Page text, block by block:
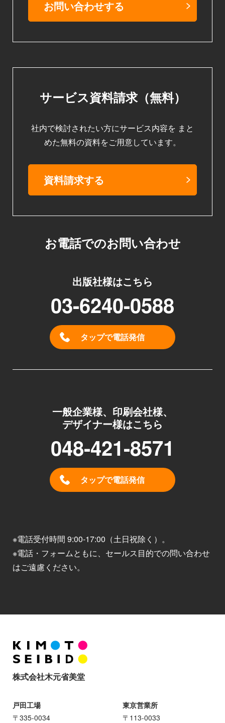
お問い合わせする
サービス資料請求（無料）
社内で検討されたい方にサービス内容を まと
めた無料の資料をご用意しています。
資料請求する
お電話でのお問い合わせ
出版社様はこちら
03-6240-0588
タップで電話発信
一般企業様、印刷会社様、
デザイナー様はこちら
048-421-8571
タップで電話発信
※電話受付時間 9:00-17:00（土日祝除く）。
※電話・フォームともに、セールス目的での問い合わせ
はご遠慮ください。
株式会社木元省美堂
戸田工場
〒335-0034
東京営業所
〒113-0033